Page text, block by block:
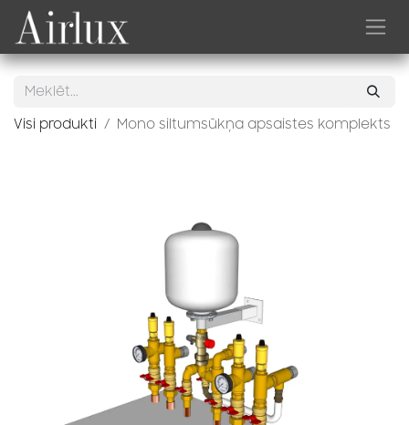
Skip to Content
Visi produkti Mono siltumsūkņa apsaistes komplekts